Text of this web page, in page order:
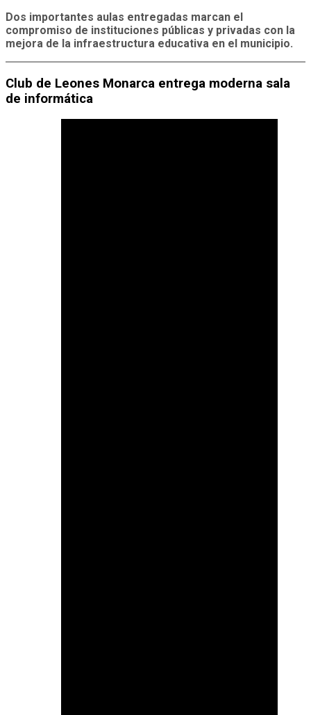
Dos importantes aulas entregadas marcan el
compromiso de instituciones públicas y privadas con la
mejora de la infraestructura educativa en el municipio.
Club de Leones Monarca entrega moderna sala
de informática